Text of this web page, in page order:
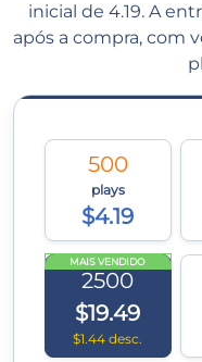
inicial de 4.19. A
após a compra, com
500
plays
$4.19
MAIS VENDIDO
2500
$19.49
$1.44 desc.